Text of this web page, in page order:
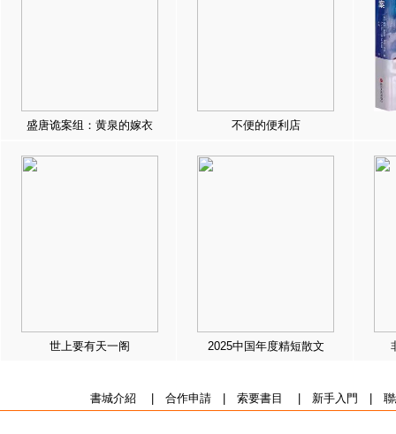
盛唐诡案组：黄泉的嫁衣 不便的便利店
世上要有天一阁 2025中国年度精短散文
書城介紹 合作申請| 索要書目 新手入門